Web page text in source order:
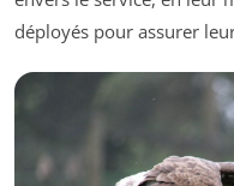
déployés pour assurer